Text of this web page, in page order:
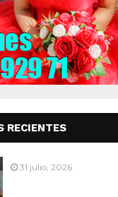
RECIENTES
31 julio, 2026